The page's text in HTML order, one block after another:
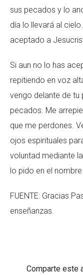
sus pecados y lo
día lo llevará al
aceptado a
Si aun no lo has
repitiendo en voz
vengo delante de tu
pecados. Me
que me perdones.
ojos espirituales
voluntad mediante
lo pido en el
FUENTE: Gracias
enseñanzas.
Comparte este